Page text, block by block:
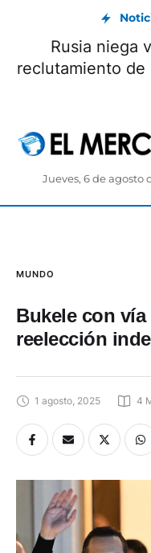
crisis
EEUU y
Jueves, 6 de agosto
MUNDO
Bukele con
reelección
1 agosto, 2025 4